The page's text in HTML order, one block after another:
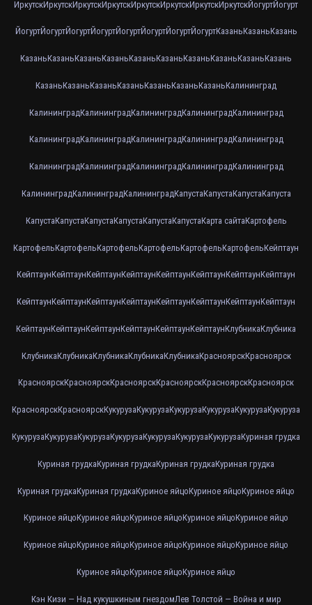
ИркутскИркутскИркутскИркутскИркутскИркутскИркутскИркутскЙогуртЙогурт
ЙогуртЙогуртЙогуртЙогуртЙогуртЙогуртЙогуртЙогуртКазаньКазаньКазань
КазаньКазаньКазаньКазаньКазаньКазаньКазаньКазаньКазаньКазань
КазаньКазаньКазаньКазаньКазаньКазаньКазаньКалининград
КалининградКалининградКалининградКалининградКалининград
КалининградКалининградКалининградКалининградКалининград
КалининградКалининградКалининградКалининградКалининград
КалининградКалининградКалининградКапустаКапустаКапустаКапуста
КапустаКапустаКапустаКапустаКапустаКапустаКарта сайтаКартофель
КартофельКартофельКартофельКартофельКартофельКартофельКейптаун
КейптаунКейптаунКейптаунКейптаунКейптаунКейптаунКейптаунКейптаун
КейптаунКейптаунКейптаунКейптаунКейптаунКейптаунКейптаунКейптаун
КейптаунКейптаунКейптаунКейптаунКейптаунКейптаунКлубникаКлубника
КлубникаКлубникаКлубникаКлубникаКлубникаКрасноярскКрасноярск
КрасноярскКрасноярскКрасноярскКрасноярскКрасноярскКрасноярск
КрасноярскКрасноярскКукурузаКукурузаКукурузаКукурузаКукурузаКукуруза
КукурузаКукурузаКукурузаКукурузаКукурузаКукурузаКукурузаКуриная грудка
Куриная грудкаКуриная грудкаКуриная грудкаКуриная грудка
Куриная грудкаКуриная грудкаКуриное яйцоКуриное яйцоКуриное яйцо
Куриное яйцоКуриное яйцоКуриное яйцоКуриное яйцоКуриное яйцо
Куриное яйцоКуриное яйцоКуриное яйцоКуриное яйцоКуриное яйцо
Куриное яйцоКуриное яйцоКуриное яйцо
Кэн Кизи — Над кукушкиным гнездомЛев Толстой — Война и мир